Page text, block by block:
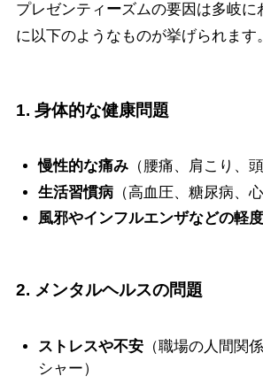
プレゼンティ ーズムの要因は多岐に
に以下のようなものが挙げられます。
1. 身体的な健康問題
慢性的な痛み （腰痛、肩こり、
生活習慣病 （高血圧、糖尿病、
風邪やインフルエンザなどの軽
2. メンタルヘルスの問題
ストレスや不安 （職場の人間関
シャー）